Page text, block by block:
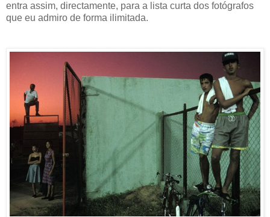
entra assim, directamente, para a lista curta dos fotógrafos
que eu admiro de forma ilimitada.